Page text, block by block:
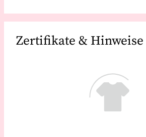
Zertifikate & Hinweise